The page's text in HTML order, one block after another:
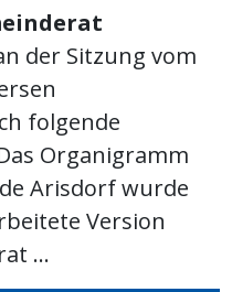
der Sitzung vom
folgende
Organigramm
Arisdorf wurde
Version
...